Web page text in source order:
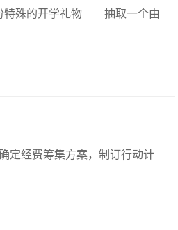
特殊的开学礼物——抽取一个由
定经费筹集方案，制订行动计